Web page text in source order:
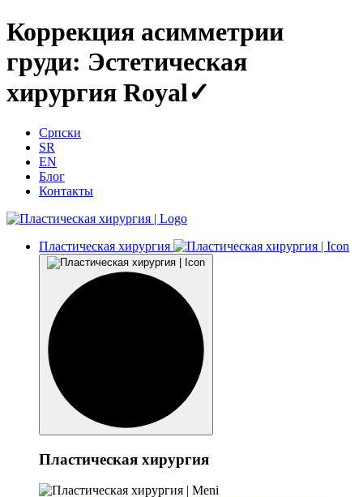
Коррекция асимметрии
груди: Эстетическая
хирургия Royal✓
Српски
SR
EN
Блог
Контакты
Пластическая хирургия
Пластическая хирургия